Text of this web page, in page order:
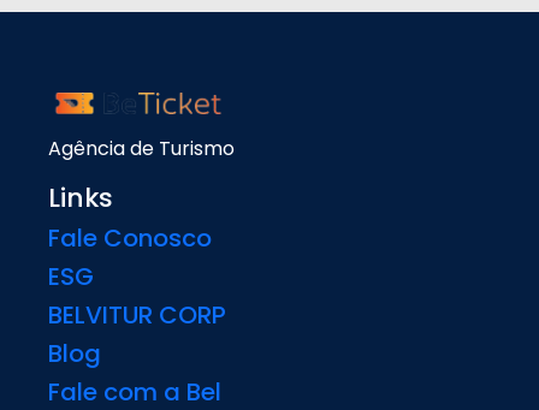
Agência de Turismo
Links
Fale Conosco
ESG
BELVITUR CORP
Blog
Fale com a Bel